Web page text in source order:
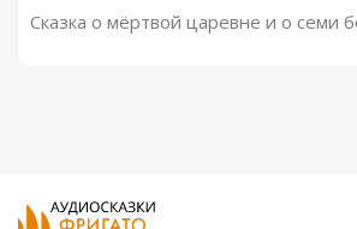
Сказка о мёртвой царевне и о семи